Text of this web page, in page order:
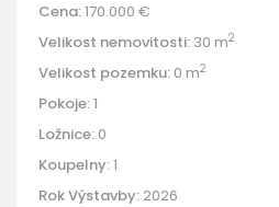
Cena:170.000 €
Velikost nemovitosti: 30 m2
Velikost pozemku: 0 m2
Pokoje:1
Ložnice: 0
Koupelny:1
Rok Výstavby: 2026